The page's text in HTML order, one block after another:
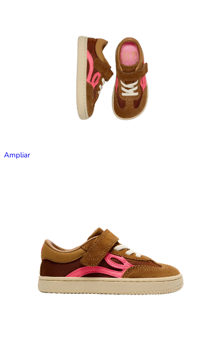
Ampliar